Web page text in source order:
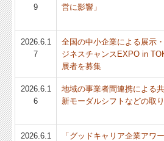
9
営に影響」
2026.6.1
7
全国の中小企業による展示
ジネスチャンスEXPO in
展者を募集
2026.6.1
6
地域の事業者間連携による共
新モーダルシフトなどの取
2026.6.1
「グッドキャリア企業アワ